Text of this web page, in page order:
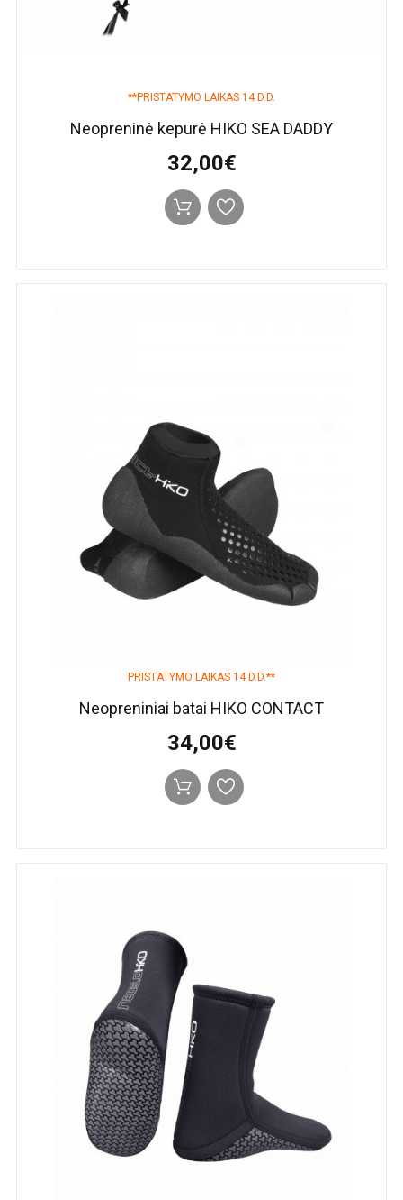
**PRISTATYMO LAIKAS 14 D.D.
Neopreninė kepurė HIKO SEA DADDY
32,00€
PRISTATYMO LAIKAS 14 D.D.**
Neopreniniai batai HIKO CONTACT
34,00€